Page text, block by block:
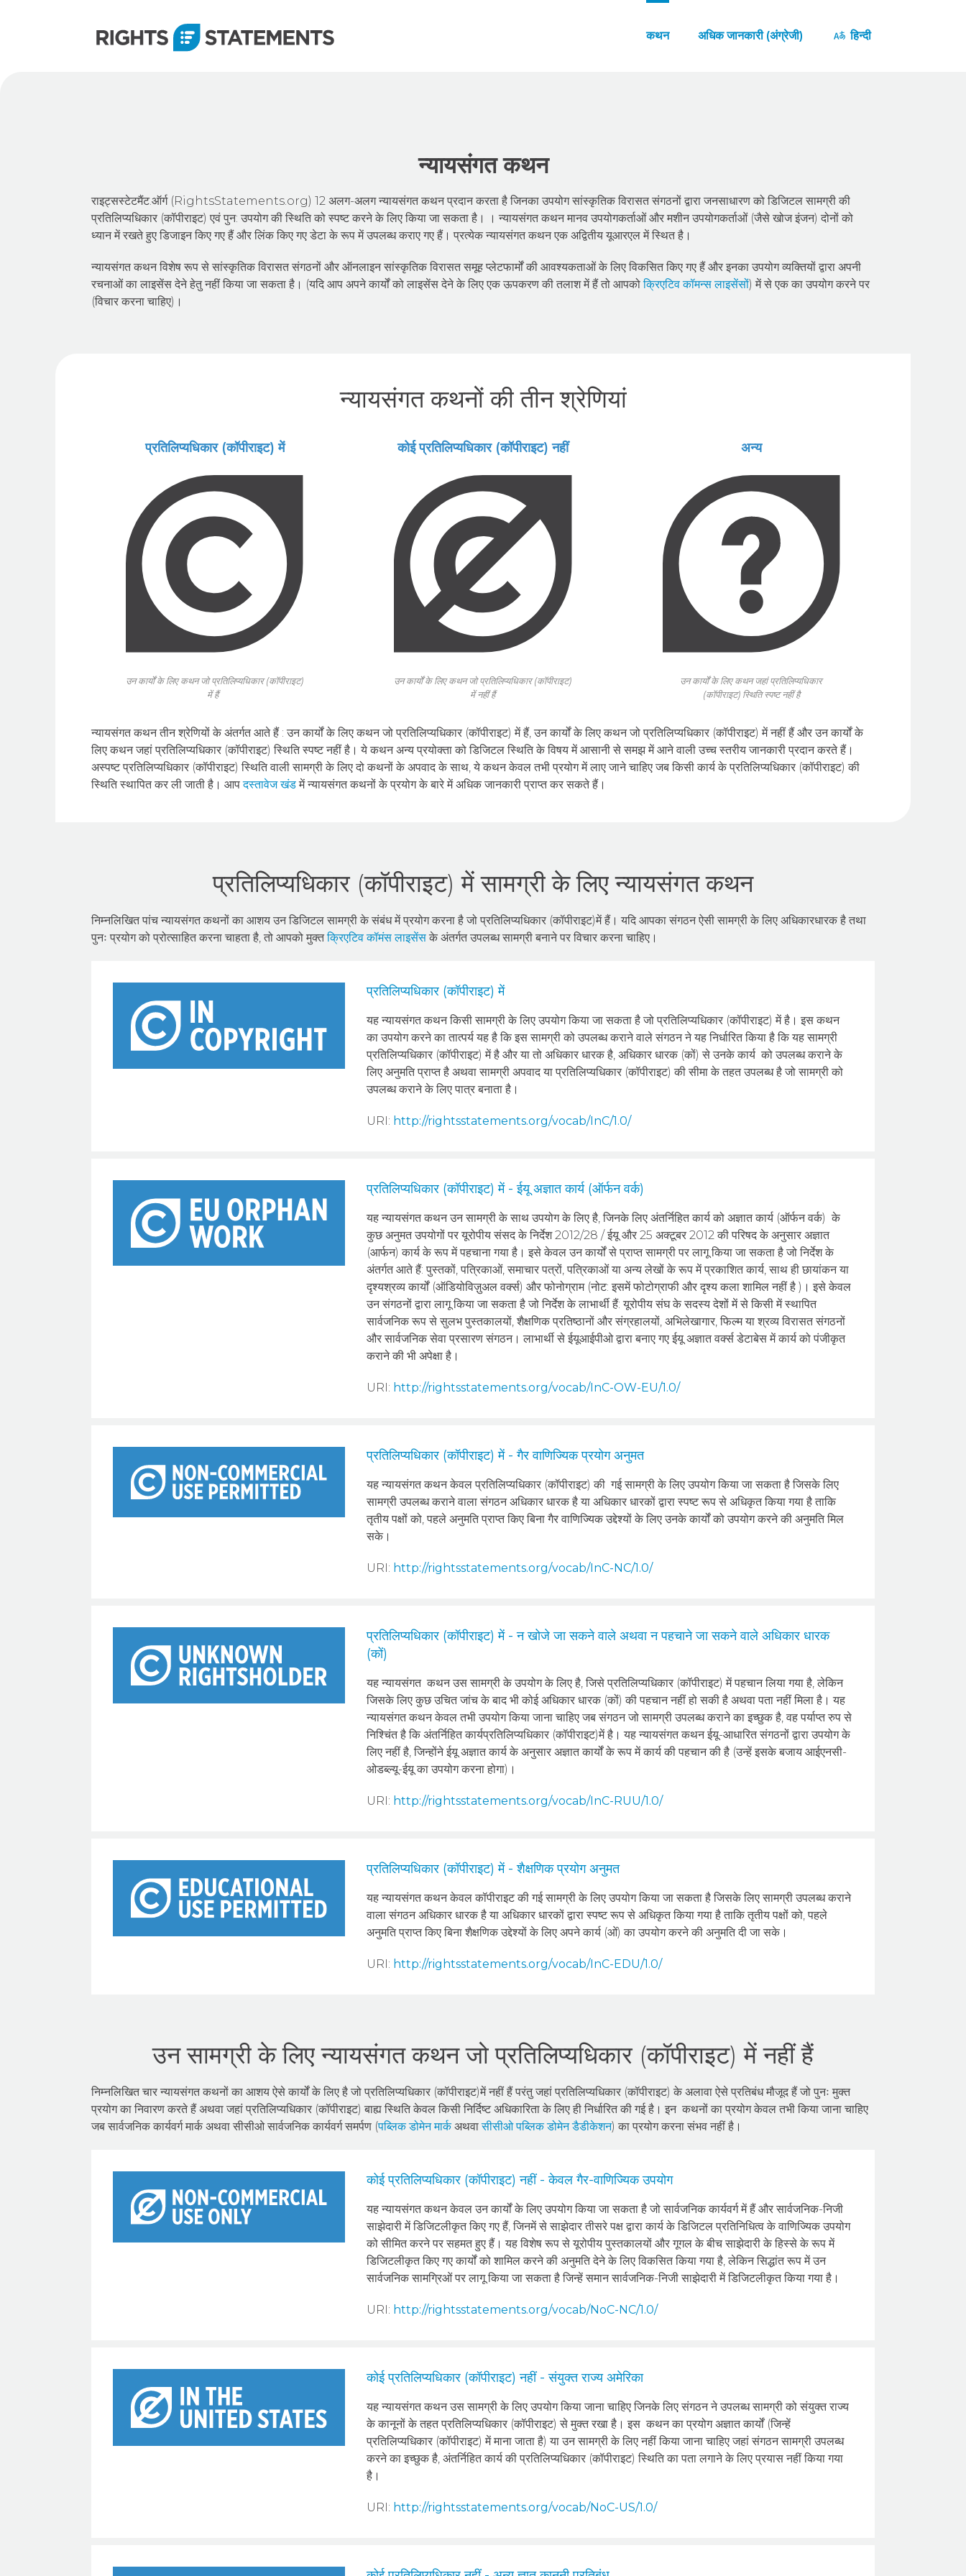
कथन अधिक जानकारी (अंग्रेजी) हिन्दी
Español
Suomi
न्‍यायसंगत कथन
राइट्सस्टेटमैंट.ऑर्ग (RightsStatements.org) 12 अलग-अलग न्‍यायसंगत कथन प्रदान करता है जिनका उपयोग सांस्कृतिक विरासत संगठनों द्वारा जनसाधारण को डिजिटल सामग्री की
प्रतिलिप्यधिकार (कॉपीराइट) एवं पुन: उपयोग की स्थिति को स्पष्ट करने के लिए किया जा सकता है। । न्यायसंगत कथन मानव उपयोगकर्ताओं और मशीन उपयोगकर्ताओं (जैसे खोज इंजन) दोनों को
ध्यान में रखते हुए डिजाइन किए गए हैं और लिंक किए गए डेटा के रूप में उपलब्ध कराए गए हैं। प्रत्येक न्यायसंगत कथन एक अद्वितीय यूआरएल में स्थित है।
न्यायसंगत कथन विशेष रूप से सांस्कृतिक विरासत संगठनों और ऑनलाइन सांस्कृतिक विरासत समूह प्लेटफार्मों की आवश्यकताओं के लिए विकसित किए गए हैं और इनका उपयोग व्यक्तियों द्वारा अपनी
रचनाओं का लाइसेंस देने हेतु नहीं किया जा सकता है। (यदि आप अपने कार्यों को लाइसेंस देने के लिए एक ऊपकरण की तलाश में हैं तो आपकोक्रिएटिव कॉमन्स लाइसेंसों) में से एक का उपयोग करने पर
(विचार करना चाहिए)।
न्‍यायसंगत कथनों की तीन श्रेणियां
प्रतिलिप्यधिकार (कॉपीराइट) में
उन कार्यों के लिए कथन जो प्रतिलिप्यधिकार (कॉपीराइट)
में हैं
कोई प्रतिलिप्यधिकार (कॉपीराइट) नहीं
उन कार्यों के लिए कथन जो प्रतिलिप्यधिकार (कॉपीराइट)
में नहीं हैं
अन्य
उन कार्यों के लिए कथन जहां प्रतिलिप्यधिकार
(कॉपीराइट) स्थिति स्पष्ट नहीं है
न्‍यायसंगत कथन तीन श्रेणियों के अंतर्गत आते हैं : उन कार्यों के लिए कथन जो प्रतिलिप्यधिकार (कॉपीराइट) में हैं, उन कार्यों के लिए कथन जो प्रतिलिप्यधिकार (कॉपीराइट) में नहीं हैं और उन कार्यों के
लिए कथन जहां प्रतिलिप्यधिकार (कॉपीराइट) स्थिति स्पष्ट नहीं है। ये कथन अन्‍य प्रयोक्ता को डिजिटल स्थिति के विषय में आसानी से समझ में आने वाली उच्च स्तरीय जानकारी प्रदान करते हैं।
अस्पष्ट प्रतिलिप्यधिकार (कॉपीराइट) स्थिति वाली सामग्री के लिए दो कथनों के अपवाद के साथ, ये कथन केवल तभी प्रयोग में लाए जाने चाहिए जब किसी कार्य के प्रतिलिप्यधिकार (कॉपीराइट) की
स्थिति स्थापित कर ली जाती है। आपदस्तावेज खंडमें न्यायसंगत कथनों के प्रयोग के बारे में अधिक जानकारी प्राप्त कर सकते हैं।
प्रतिलिप्यधिकार (कॉपीराइट) में सामग्री के लिए न्‍यायसंगत कथन
निम्नलिखित पांच न्यायसंगत कथनों का आशय उन डिजिटल सामग्री के संबंध में प्रयोग करना है जो प्रतिलिप्यधिकार (कॉपीराइट)में हैं। यदि आपका संगठन ऐसी सामग्री के लिए अधिकारधारक है तथा
पुनः प्रयोग को प्रोत्साहित करना चाहता है, तो आपको मुक्तक्रिएटिव कॉमंस लाइसेंस के अंतर्गत उपलब्ध सामग्री बनाने पर विचार करना चाहिए।
प्रतिलिप्यधिकार (कॉपीराइट) में
यह न्‍यायसंगत कथन किसी सामग्री के लिए उपयोग किया जा सकता है जो प्रतिलिप्यधिकार (कॉपीराइट) में है। इस कथन
का उपयोग करने का तात्पर्य यह है कि इस सामग्री को उपलब्ध कराने वाले संगठन ने यह निर्धारित किया है कि यह सामग्री
प्रतिलिप्यधिकार (कॉपीराइट) में है और या तो अधिकार धारक है, अधिकार धारक (कों) से उनके कार्य को उपलब्ध कराने के
लिए अनुमति प्राप्त है अथवा सामग्री अपवाद या प्रतिलिप्यधिकार (कॉपीराइट) की सीमा के तहत उपलब्ध है जो सामग्री को
उपलब्ध कराने के लिए पात्र बनाता है।
URI: http://rightsstatements.org/vocab/InC/1.0/
प्रतिलिप्यधिकार (कॉपीराइट) में - ईयू अज्ञात कार्य (ऑर्फन वर्क)
यह न्‍यायसंगत कथन उन सामग्री के साथ उपयोग के लिए है, जिनके लिए अंतर्निहित कार्य को अज्ञात कार्य (ऑर्फन वर्क) के
कुछ अनुमत उपयोगों पर यूरोपीय संसद के निर्देश 2012/28 / ईयू और 25 अक्टूबर 2012 की परिषद के अनुसार अज्ञात
(आर्फन) कार्य के रूप में पहचाना गया है। इसे केवल उन कार्यों से प्राप्त सामग्री पर लागू किया जा सकता है जो निर्देश के
अंतर्गत आते हैं: पुस्तकों, पत्रिकाओं, समाचार पत्रों, पत्रिकाओं या अन्य लेखों के रूप में प्रकाशित कार्य, साथ ही छायांकन या
दृश्यश्रव्य कार्यों (ऑडियोविज़ुअल वर्क्स) और फोनोग्राम (नोट: इसमें फोटोग्राफी और दृश्य कला शामिल नहीं है )। इसे केवल
उन संगठनों द्वारा लागू किया जा सकता है जो निर्देश के लाभार्थी हैं: यूरोपीय संघ के सदस्य देशों में से किसी में स्थापित
सार्वजनिक रूप से सुलभ पुस्तकालयों, शैक्षणिक प्रतिष्ठानों और संग्रहालयों, अभिलेखागार, फिल्म या श्रव्य विरासत संगठनों
और सार्वजनिक सेवा प्रसारण संगठन। लाभार्थी से ईयूआईपीओ द्वारा बनाए गए ईयू अज्ञात वर्क्स डेटाबेस में कार्य को पंजीकृत
कराने की भी अपेक्षा है।
URI: http://rightsstatements.org/vocab/InC-OW-EU/1.0/
प्रतिलिप्यधिकार (कॉपीराइट) में - गैर वाणिज्यिक प्रयोग अनुमत
यह न्‍यायसंगत कथन केवल प्रतिलिप्यधिकार (कॉपीराइट) की गई सामग्री के लिए उपयोग किया जा सकता है जिसके लिए
सामग्री उपलब्ध कराने वाला संगठन अधिकार धारक है या अधिकार धारकों द्वारा स्पष्ट रूप से अधिकृत किया गया है ताकि
तृतीय पक्षों को, पहले अनुमति प्राप्त किए बिना गैर वाणिज्यिक उद्देश्यों के लिए उनके कार्यों को उपयोग करने की अनुमति मिल
सके।
URI: http://rightsstatements.org/vocab/InC-NC/1.0/
प्रतिलिप्यधिकार (कॉपीराइट) में - न खोजे जा सकने वाले अथवा न पहचाने जा सकने वाले अधिकार धारक
(कों)
यह न्‍यायसंगत कथन उस सामग्री के उपयोग के लिए है, जिसे प्रतिलिप्यधिकार (कॉपीराइट) में पहचान लिया गया है, लेकिन
जिसके लिए कुछ उचित जांच के बाद भी कोई अधिकार धारक (कों) की पहचान नहीं हो सकी है अथवा पता नहीं मिला है। यह
न्यायसंगत कथन केवल तभी उपयोग किया जाना चाहिए जब संगठन जो सामग्री उपलब्ध कराने का इच्छुक है, वह पर्याप्त रुप से
निश्चिंत है कि अंतर्निहित कार्यप्रतिलिप्यधिकार (कॉपीराइट)में है। यह न्यायसंगत कथन ईयू-आधारित संगठनों द्वारा उपयोग के
लिए नहीं है, जिन्होंने ईयू अज्ञात कार्य के अनुसार अज्ञात कार्यों के रूप में कार्य की पहचान की है (उन्हें इसके बजाय आईएनसी-
ओडब्ल्यू-ईयू का उपयोग करना होगा)।
URI: http://rightsstatements.org/vocab/InC-RUU/1.0/
प्रतिलिप्यधिकार (कॉपीराइट) में - शैक्षणिक प्रयोग अनुमत
यह न्‍यायसंगत कथन केवल कॉपीराइट की गई सामग्री के लिए उपयोग किया जा सकता है जिसके लिए सामग्री उपलब्ध कराने
वाला संगठन अधिकार धारक है या अधिकार धारकों द्वारा स्पष्ट रूप से अधिकृत किया गया है ताकि तृतीय पक्षों को, पहले
अनुमति प्राप्त किए बिना शैक्षणिक उद्देश्यों के लिए अपने कार्य (ओं) का उपयोग करने की अनुमति दी जा सके।
URI: http://rightsstatements.org/vocab/InC-EDU/1.0/
उन सामग्री के लिए न्‍यायसंगत कथन जो प्रतिलिप्यधिकार (कॉपीराइट) में नहीं हैं
निम्नलिखित चार न्यायसंगत कथनों का आशय ऐसे कार्यों के लिए है जो प्रतिलिप्यधिकार (कॉपीराइट)में नहीं हैं परंतु जहां प्रतिलिप्यधिकार (कॉपीराइट) के अलावा ऐसे प्रतिबंध मौजूद हैं जो पुनः मुक्त
प्रयोग का निवारण करते हैं अथवा जहां प्रतिलिप्यधिकार (कॉपीराइट) बाह्य स्थिति केवल किसी निर्दिष्ट अधिकारिता के लिए ही निर्धारित की गई है। इन कथनों का प्रयोग केवल तभी किया जाना चाहिए
जब सार्वजनिक कार्यवर्ग मार्क अथवा सीसीओ सार्वजनिक कार्यवर्ग समर्पण (पब्लिक डोमेन मार्कअथवासीसीओ पब्लिक डोमेन डैडीकेशन) का प्रयोग करना संभव नहीं है।
कोई प्रतिलिप्यधिकार (कॉपीराइट) नहीं - केवल गैर-वाणिज्यिक उपयोग
यह न्‍यायसंगत कथन केवल उन कार्यों के लिए उपयोग किया जा सकता है जो सार्वजनिक कार्यवर्ग में हैं और सार्वजनिक-निजी
साझेदारी में डिजिटलीकृत किए गए हैं, जिनमें से साझेदार तीसरे पक्ष द्वारा कार्य के डिजिटल प्रतिनिधित्व के वाणिज्यिक उपयोग
को सीमित करने पर सहमत हुए हैं। यह विशेष रूप से यूरोपीय पुस्तकालयों और गूगल के बीच साझेदारी के हिस्से के रूप में
डिजिटलीकृत किए गए कार्यों को शामिल करने की अनुमति देने के लिए विकसित किया गया है, लेकिन सिद्धांत रूप में उन
सार्वजनिक सामग्रिओं पर लागू किया जा सकता है जिन्हें समान सार्वजनिक-निजी साझेदारी में डिजिटलीकृत किया गया है।
URI: http://rightsstatements.org/vocab/NoC-NC/1.0/
कोई प्रतिलिप्यधिकार (कॉपीराइट) नहीं - संयुक्त राज्य अमेरिका
यह न्‍यायसंगत कथन उस सामग्री के लिए उपयोग किया जाना चाहिए जिनके लिए संगठन ने उपलब्ध सामग्री को संयुक्त राज्य
के कानूनों के तहत प्रतिलिप्यधिकार (कॉपीराइट) से मुक्त रखा है। इस कथन का प्रयोग अज्ञात कार्यों (जिन्हें
प्रतिलिप्यधिकार (कॉपीराइट) में माना जाता है) या उन सामग्री के लिए नहीं किया जाना चाहिए जहां संगठन सामग्री उपलब्ध
करने का इच्छुक है, अंतर्निहित कार्य की प्रतिलिप्यधिकार (कॉपीराइट) स्थिति का पता लगाने के लिए प्रयास नहीं किया गया
है।
URI: http://rightsstatements.org/vocab/NoC-US/1.0/